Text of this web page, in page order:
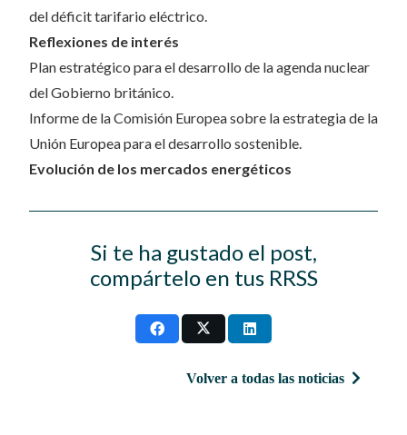
del déficit tarifario eléctrico.
Reflexiones de interés
Plan estratégico para el desarrollo de la agenda nuclear
del Gobierno británico.
Informe de la Comisión Europea sobre la estrategia de la
Unión Europea para el desarrollo sostenible.
Evolución de los mercados energéticos
Si te ha gustado el post,
compártelo en tus RRSS
Volver a todas las noticias